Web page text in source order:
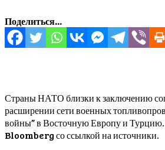
Поделиться...
Страны НАТО близки к заключению
расширении сети военных
войны” в Восточную Европу и
Bloomberg со ссылкой на источники.